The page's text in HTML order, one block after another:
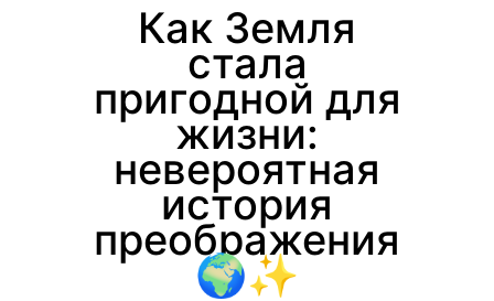
Как Земля
стала
пригодной для
жизни:
невероятная
история
преображения
🌍✨